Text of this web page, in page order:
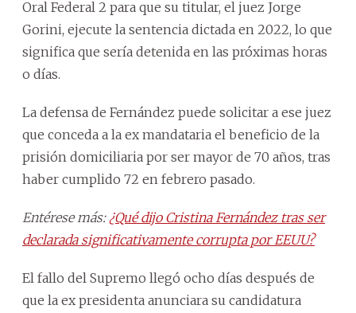
Oral Federal 2 para que su titular, el juez Jorge
Gorini, ejecute la sentencia dictada en 2022, lo que
significa que sería detenida en las próximas horas
o días.
La defensa de Fernández puede solicitar a ese juez
que conceda a la ex mandataria el beneficio de la
prisión domiciliaria por ser mayor de 70 años, tras
haber cumplido 72 en febrero pasado.
Entérese más: ¿Qué dijo Cristina Fernández tras ser
declarada significativamente corrupta por EEUU?
El fallo del Supremo llegó ocho días después de
que la ex presidenta anunciara su candidatura